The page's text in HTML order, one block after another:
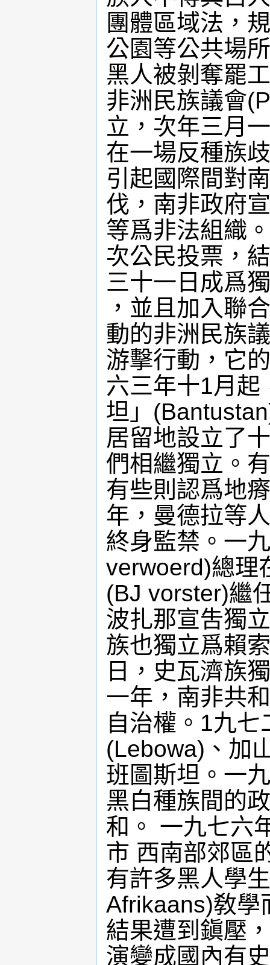
團體區域法，
公園等公共場
黑人被剝奪罷
非洲民族議會
立，次年三月
在一場反種族
引起國際間對
伐，南非政府
等爲非法組織
次公民投票，
三十一日成爲
，並且加入聯
動的非洲民族
游擊行動，它
六三年十1月起
坦」
居留地設立了
們相繼獨立。
有些則認爲地
年，曼德拉等
終身監禁。一
verwoerd)總理
(BJ vorster)繼
波扎那宣吿獨
族也獨立爲賴
日，史瓦濟族
一年，南非共
自治權。1九
(Lebowa)、加
班圖斯坦。一
黑白種族間的
和。 一九七六
市 西南部郊區
有許多黑人學
Afrikaans)敎學
結果遭到鎭壓
演變成國內有